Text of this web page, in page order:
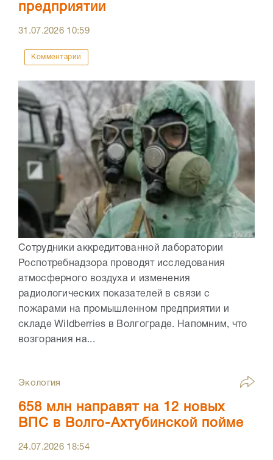
предприятии
31.07.2026 10:59
Комментарии
Сотрудники аккредитованной лаборатории
Роспотребнадзора проводят исследования
атмосферного воздуха и изменения
радиологических показателей в связи с
пожарами на промышленном предприятии и
складе Wildberries в Волгограде. Напомним, что
возгорания на...
Экология
658 млн направят на 12 новых
ВПС в Волго-Ахтубинской пойме
24.07.2026 18:54